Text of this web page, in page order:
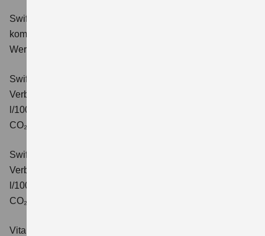
Swift 1.2 DUALJET HYBRID Comfort+
kombinierter Energieverbrauch 4,4 l/100km; kombinierter
Wert der CO₂-Emission: 99 g/km; CO₂-Klasse: C.
Swift 1.2 DUALJET HYBRID CVT Comfort+
Verbrauchswerte: kombinierter Energieverbrauch 4,7
l/100km; kombinierter Wert der CO₂-Emission: 106 g/km;
CO₂-Klasse: C.
Swift 1.2 DUALJET HYBRID ALLGRIP Comfort+
Verbrauchswerte: kombinierter Energieverbrauch 4,9
l/100km; kombinierter Wert der CO₂-Emission: 110 g/km;
CO₂-Klasse: C.
Vitara 1.4 BOOSTERJET HYBRID Club